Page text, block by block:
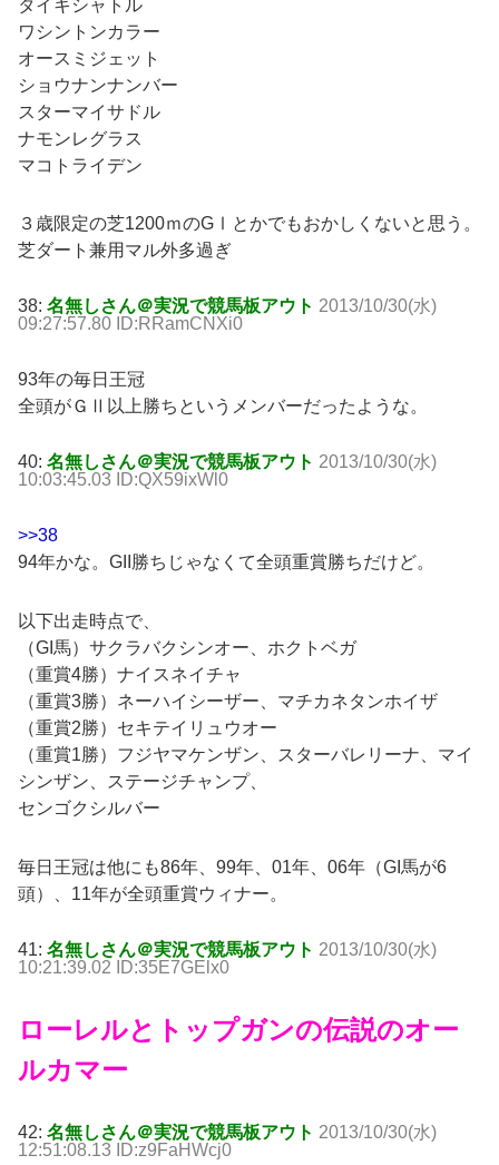
タイキシャトル
ワシントンカラー
オースミジェット
ショウナンナンバー
スターマイサドル
ナモンレグラス
マコトライデン
３歳限定の芝1200ｍのGⅠとかでもおかしくないと思う。
芝ダート兼用マル外多過ぎ
38: 名無しさん＠実況で競馬板アウト 2013/10/30(水)
09:27:57.80 ID:RRamCNXi0
93年の毎日王冠
全頭がＧⅡ以上勝ちというメンバーだったような。
40: 名無しさん＠実況で競馬板アウト 2013/10/30(水)
10:03:45.03 ID:QX59ixWl0
>>38
94年かな。GII勝ちじゃなくて全頭重賞勝ちだけど。
以下出走時点で、
（GI馬）サクラバクシンオー、ホクトベガ
（重賞4勝）ナイスネイチャ
（重賞3勝）ネーハイシーザー、マチカネタンホイザ
（重賞2勝）セキテイリュウオー
（重賞1勝）フジヤマケンザン、スターバレリーナ、マイ
シンザン、ステージチャンプ、
センゴクシルバー
毎日王冠は他にも86年、99年、01年、06年（GI馬が6
頭）、11年が全頭重賞ウィナー。
41: 名無しさん＠実況で競馬板アウト 2013/10/30(水)
10:21:39.02 ID:35E7GElx0
ローレルとトップガンの伝説のオー
ルカマー
42: 名無しさん＠実況で競馬板アウト 2013/10/30(水)
12:51:08.13 ID:z9FaHWcj0